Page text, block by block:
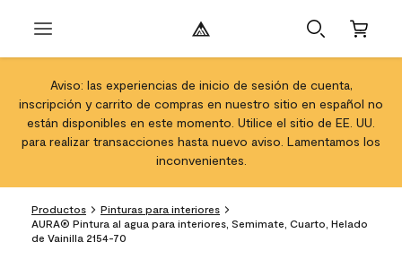
Aviso: las experiencias de inicio de sesión de cuenta,
inscripción y carrito de compras en nuestro sitio en español no
están disponibles en este momento. Utilice el sitio de EE. UU.
para realizar transacciones hasta nuevo aviso. Lamentamos los
inconvenientes.
Productos
Pinturas para interiores
AURA® Pintura al agua para interiores, Semimate, Cuarto, Helado
de Vainilla 2154-70